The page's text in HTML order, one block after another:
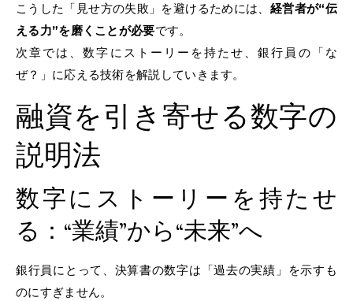
こうした「見せ方の失敗」を避けるためには、 経営者が“伝
える力”を磨くことが必要です。
次章では、数字にストーリーを持たせ、銀行員の「な
ぜ？」に応える技術を解説していきます。
融資を引き寄せる数字の
説明法
数字にストーリーを持たせ
る：“業績”から“未来”へ
銀行員にとって、決算書の数字は「過去の実績」を示すも
のにすぎません。